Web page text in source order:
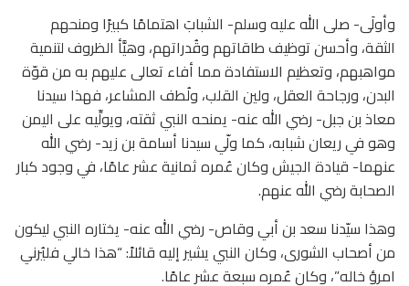
وأولَى- صلى الله عليه وسلم- الشبابَ اهتمامًا كبيرًا ومنحهم
الثقة، وأحسن توظيف طاقاتهم وقُدراتهم، وهيَّأ الظروف لتنمية
مواهبهم، وتعظيم الاستفادة مما أفاء تعالى عليهم به من قوّة
البدن، ورجاحة العقل، ولين القلب، ولُطف المشاعر، فهذا سيدنا
معاذ بن جبل- رضي الله عنه- يمنحه النبي ثقته، ويولِّيه على اليمن
وهو في ريعان شبابه، كما ولّي سيدنا أسامة بن زيد- رضي الله
عنهما- قيادة الجيش وكان عُمره ثمانية عشر عامًا، في وجود كبار
الصحابة رضي الله عنهم.
وهذا سيّدنا سعد بن أبي وقاص- رضي الله عنه- يختاره النبي ليكون
من أصحاب الشورى، وكان النبي يشير إليه قائلاً: “هذا خالي فليُرني
امرؤ خاله”، وكان عُمره سبعة عشر عامًا.